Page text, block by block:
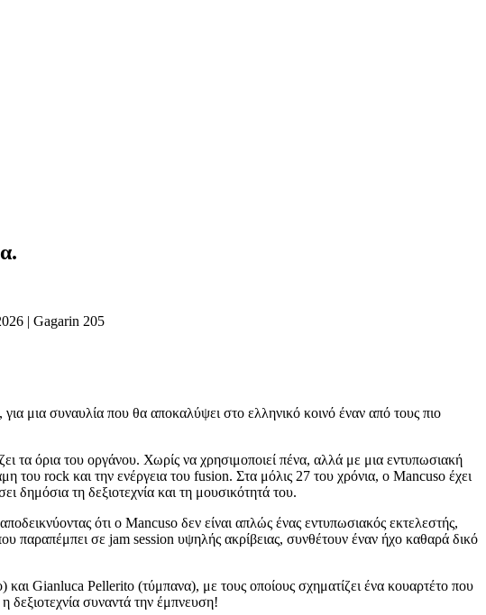
| Gagarin 205
μια συναυλία που θα αποκαλύψει στο ελληνικό κοινό έναν από τους πιο
τα όρια του οργάνου. Χωρίς να χρησιμοποιεί πένα, αλλά με μια εντυπωσιακή
του rock και την ενέργεια του fusion. Στα μόλις 27 του χρόνια, ο Mancuso έχει
τη δεξιοτεχνία και τη μουσικότητά του.
ότι ο Mancuso δεν είναι απλώς ένας εντυπωσιακός εκτελεστής,
παραπέμπει σε jam session υψηλής ακρίβειας, συνθέτουν έναν ήχο καθαρά δικό
Gianluca Pellerito (τύμπανα), με τους οποίους σχηματίζει ένα κουαρτέτο που
δεξιοτεχνία συναντά την έμπνευση!